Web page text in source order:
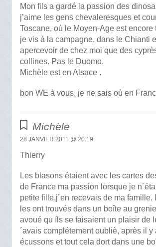
Mon fils a gardé la passion des
j’aime les gens chevaleresques et
Toscane, où le Moyen-Age est encore
je vis à la campagne, dans le Chianti
apercevoir de chez moi que des
collines. Pas le Duomo.
Michèle est en Alsace .
bon WE à vous, je ne sais où en
Michèle
28 JANVIER 2011 @ 20:19
Thierry
Les blasons étaient avec les cartes
de France ma passion lorsque je
petite fille,j´en recevais de ma famille.
les ont trouvés dans un boîte au
avoué qu íls se faisaient un plaisir de
´avais complétement oubliè, après il y
écussons et tout cela dort dans une